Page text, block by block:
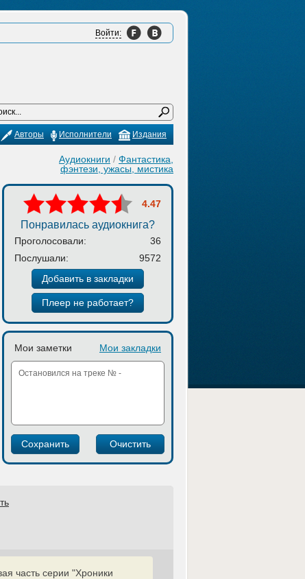
Войти:
Издания
Исполнители
Авторы
Аудиокниги / Фантастика,
фэнтези, ужасы, мистика
4.47
Понравилась аудиокнига?
Проголосовали:
36
Послушали:
9572
Добавить в закладки
Плеер не работает?
Мои заметки Мои закладки
часть серии "Хроники